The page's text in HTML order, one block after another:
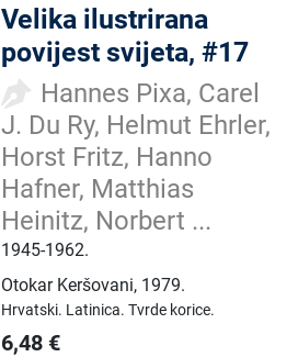
Velika ilustrirana
povijest svijeta, #17
Hannes Pixa, Carel
J. Du Ry, Helmut Ehrler,
Horst Fritz, Hanno
Hafner, Matthias
Heinitz, Norbert ...
1945-1962.
Otokar Keršovani, 1979.
Hrvatski. Latinica.Tvrde korice.
6,48 €